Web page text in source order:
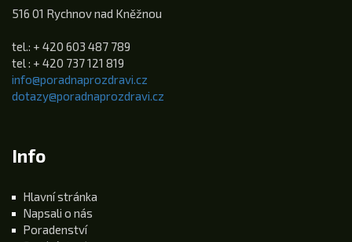
516 01 Rychnov nad Kněžnou
tel.: + 420 603 487 789
tel : + 420 737 121 819
info@poradnaprozdravi.cz
dotazy@poradnaprozdravi.cz
Info
Hlavní stránka
Napsali o nás
Poradenství